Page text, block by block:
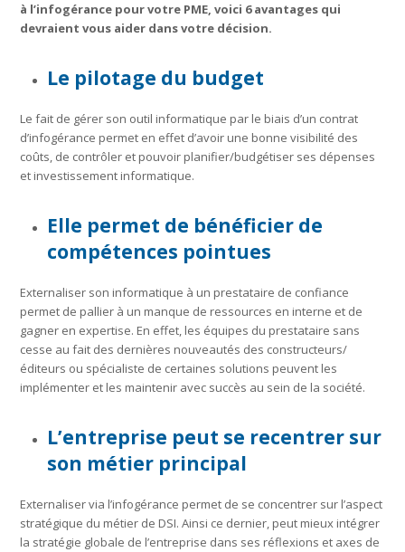
à l’infogérance pour votre PME, voici 6 avantages qui
devraient vous aider dans votre décision.
Le pilotage du budget
Le fait de gérer son outil informatique par le biais d’un contrat
d’infogérance permet en effet d’avoir une bonne visibilité des
coûts, de contrôler et pouvoir planifier/budgétiser ses dépenses
et investissement informatique.
Elle permet de bénéficier de
compétences pointues
Externaliser son informatique à un prestataire de confiance
permet de pallier à un manque de ressources en interne et de
gagner en expertise. En effet, les équipes du prestataire sans
cesse au fait des dernières nouveautés des constructeurs/
éditeurs ou spécialiste de certaines solutions peuvent les
implémenter et les maintenir avec succès au sein de la société.
L’entreprise peut se recentrer sur
son métier principal
Externaliser via l’infogérance permet de se concentrer sur l’aspect
stratégique du métier de DSI. Ainsi ce dernier, peut mieux intégrer
la stratégie globale de l’entreprise dans ses réflexions et axes de